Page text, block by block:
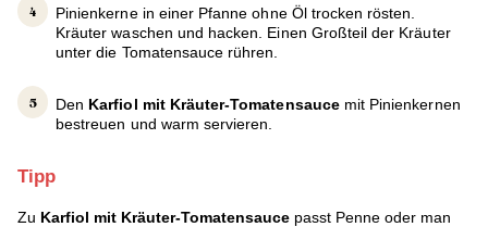
Pinienkerne in einer Pfanne ohne Öl trocken rösten.
Kräuter waschen und hacken. Einen Großteil der Kräuter
unter die Tomatensauce rühren.
Den Karfiol mit Kräuter-Tomatensauce mit Pinienkernen
bestreuen und warm servieren.
Tipp
Zu Karfiol mit Kräuter-Tomatensauce passt Penne oder man